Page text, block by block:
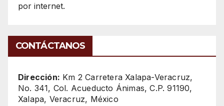
por internet.
CONTÁCTANOS
Dirección: Km 2 Carretera Xalapa-Veracruz,
No. 341, Col. Acueducto Ánimas, C.P. 91190,
Xalapa, Veracruz, México